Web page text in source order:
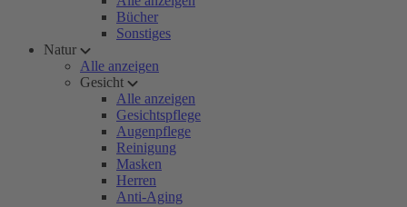
Bücher
Sonstiges
Natur
Alle anzeigen
Gesicht
Alle anzeigen
Gesichtspflege
Augenpflege
Reinigung
Masken
Herren
Anti-Aging